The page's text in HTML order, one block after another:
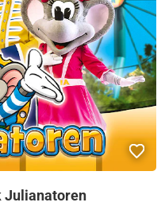
Julianatoren